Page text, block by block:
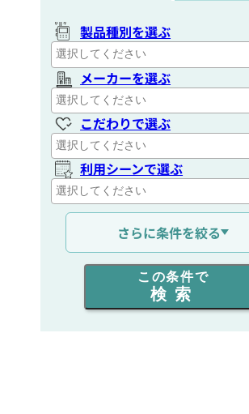
製品種別を選ぶ
メーカーを選ぶ
こだわりで選ぶ
利用シーンで選ぶ
通信距離を選ぶ
出力を選ぶ
同時通話人数を選ぶ
さらに条件を絞る
この条件で
検索